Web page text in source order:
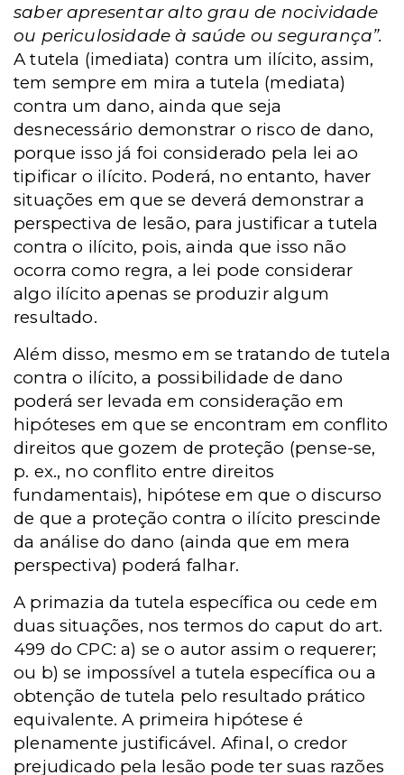
saber apresentar alto grau de nocividade
ou periculosidade à saúde ou segurança”.
A tutela (imediata) contra um ilícito, assim,
tem sempre em mira a tutela (mediata)
contra um dano, ainda que seja
desnecessário demonstrar o risco de dano,
porque isso já foi considerado pela lei ao
tipificar o ilícito. Poderá, no entanto, haver
situações em que se deverá demonstrar a
perspectiva de lesão, para justificar a tutela
contra o ilícito, pois, ainda que isso não
ocorra como regra, a lei pode considerar
algo ilícito apenas se produzir algum
resultado.
Além disso, mesmo em se tratando de tutela
contra o ilícito, a possibilidade de dano
poderá ser levada em consideração em
hipóteses em que se encontram em conflito
direitos que gozem de proteção (pense-se,
p. ex., no conflito entre direitos
fundamentais), hipótese em que o discurso
de que a proteção contra o ilícito prescinde
da análise do dano (ainda que em mera
perspectiva) poderá falhar.
A primazia da tutela específica ou cede em
duas situações, nos termos do caput do art.
499 do CPC: a) se o autor assim o requerer;
ou b) se impossível a tutela específica ou a
obtenção de tutela pelo resultado prático
equivalente. A primeira hipótese é
plenamente justificável. Afinal, o credor
prejudicado pela lesão pode ter suas razões